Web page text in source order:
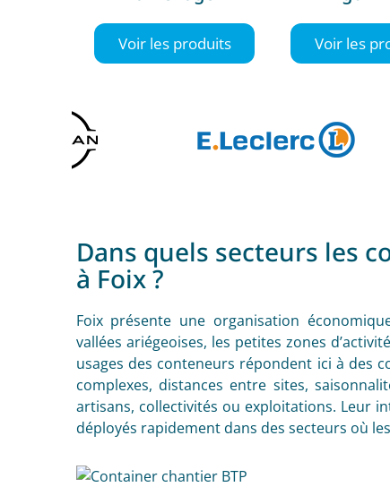
Voir les produits
Voir les
Dans quels secteurs les
à Foix ?
Foix présente une organisation
vallées ariégeoises, les petites zones
usages des conteneurs répondent ici à des
complexes, distances entre sites,
artisans, collectivités ou exploitations. Leur
déployés rapidement dans des secteurs où